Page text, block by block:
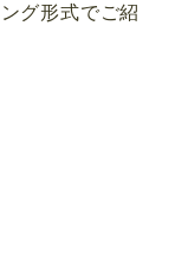
グ形式でご紹